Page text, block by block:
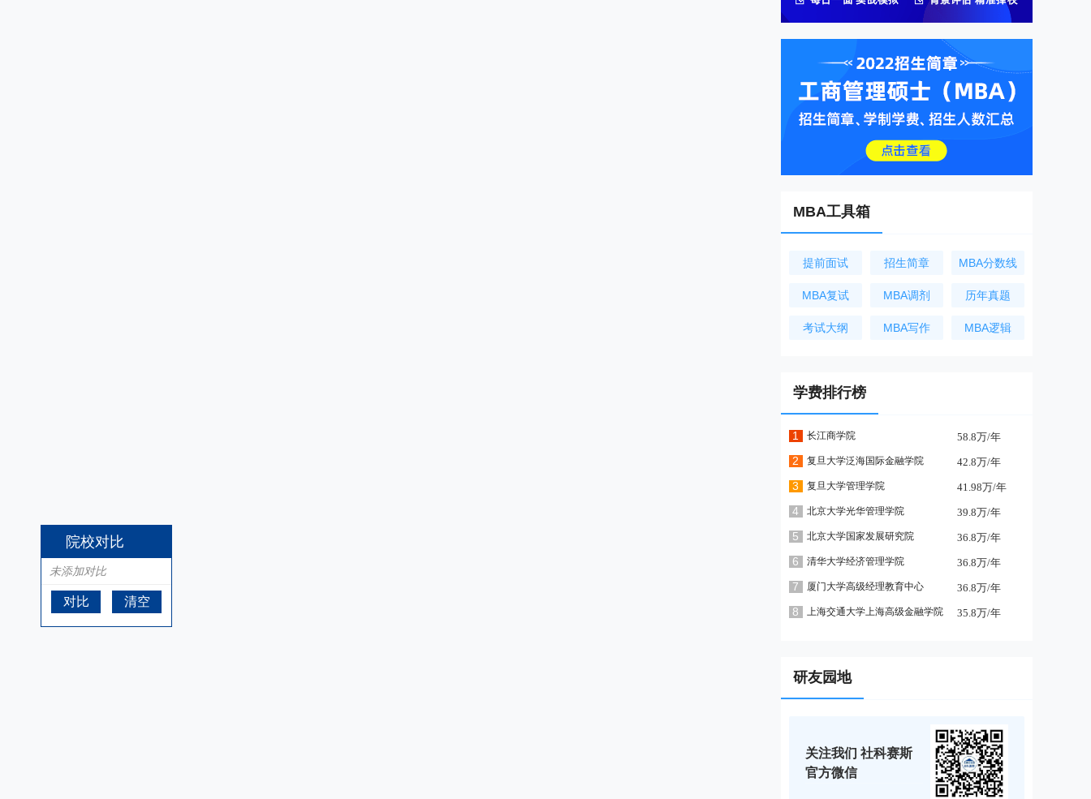
MBA工具箱
提前面试 招生简章 MBA分数线
MBA复试 MBA调剂 历年真题
考试大纲 MBA写作 MBA逻辑
学费排行榜
1 长江商学院 58.8万/年
2 复旦大学泛海国际金融学院 42.8万/年
3 复旦大学管理学院 41.98万/年
4 北京大学光华管理学院 39.8万/年
5 北京大学国家发展研究院 36.8万/年
6 清华大学经济管理学院 36.8万/年
7 厦门大学高级经理教育中心 36.8万/年
8 上海交通大学上海高级金融学院 35.8万/年
研友园地
关注我们 社科赛斯
官方微信
院校对比
未添加对比
对比 清空